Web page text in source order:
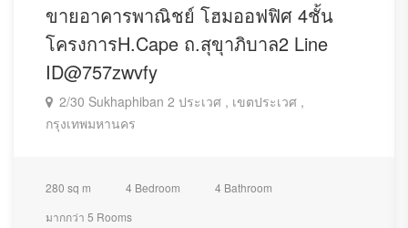
ขายอาคารพาณิชย์ โฮมออฟฟิศ 4ชั้น
โครงการH.Cape ถ.สุขุาภิบาล2 Line
ID@757zwvfy
2/30 Sukhaphiban 2 ประเวศ , เขตประเวศ ,
กรุงเทพมหานคร
280 sq m 4 Bedroom
4 Bathroom
มากกว่า 5 Rooms